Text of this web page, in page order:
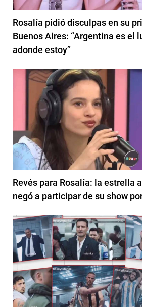
Rosalía pidió disculpas en su
Buenos Aires: “Argentina es el
adonde estoy”
Revés para Rosalía: la estrella
negó a participar de su show